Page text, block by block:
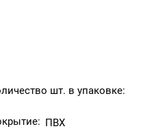
шт. в упаковке:
ПВХ